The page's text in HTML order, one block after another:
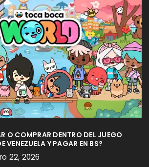
O COMPRAR DENTRO DEL JUEGO
VENEZUELA Y PAGAR EN BS?
22, 2026